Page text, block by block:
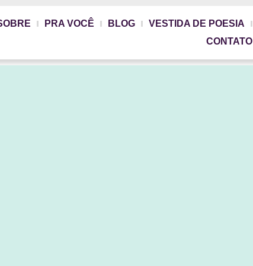
PRA VOCÊ BLOG
VESTIDA DE POESIA
CONTATO